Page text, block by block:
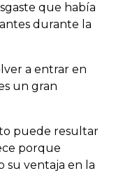
que había
durante la
a entrar en
un gran
puede resultar
porque
su ventaja en la